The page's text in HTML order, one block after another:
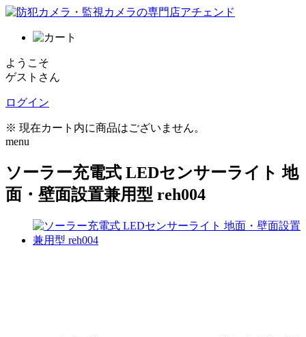
ようこそ
ゲストさん
ログイン
※ 現在カート内に商品はございません。
menu
ソーラー充電式 LEDセンサーライト 地
面・壁面設置兼用型 reh004